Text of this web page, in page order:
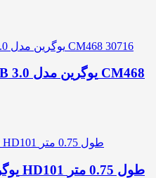
کابل HDMI یوگرین مدل 10151 HD101 طول 0.75 متر